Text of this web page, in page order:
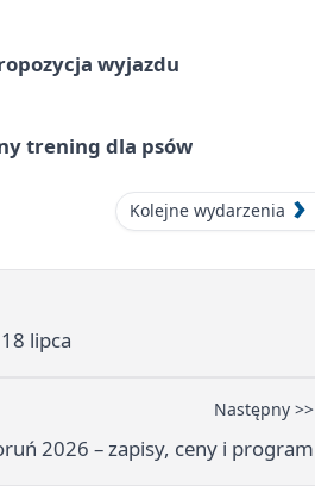
wyjazdu
trening dla psów
Kolejne wydarzenia
lipca
Następny >>
2026 – zapisy, ceny i program